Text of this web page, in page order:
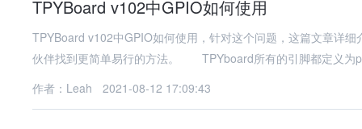
TPYBoard v102中GPIO如何使用
TPYBoard v102中GPIO如何使用，针对这个问题，这篇文章详
伙伴找到更简单易行的方法。 TPYboard所有的引脚都定义为
作者：Leah
2021-08-12 17:09:43